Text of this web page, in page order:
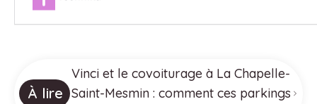
À lire
Vinci et le covoiturage à La Chapelle-
Saint-Mesmin : comment ces parkings